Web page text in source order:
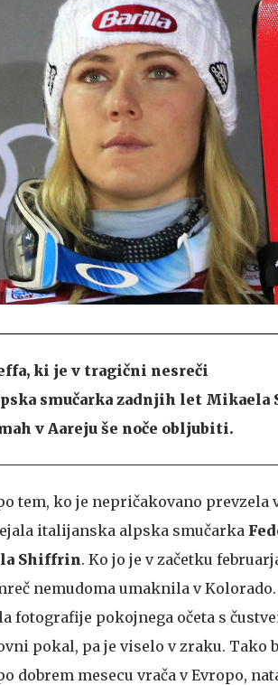
ki je v tragični nesreči
smučarka zadnjih let
v Aareju še noče obljubiti.
tem, ko je nepričakovano prevzela
italijanska alpska smučarka
Shiffrin. Ko jo je v začetku
nemudoma umaknila v Kolorado.
fotografije pokojnega očeta s
pokal, pa je viselo v zraku. Tako
dobrem mesecu vrača v Evropo,